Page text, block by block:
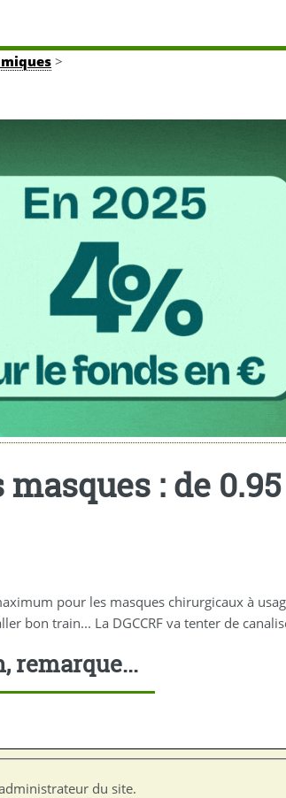
>
: de
pour les masques chirurgicaux à
bon train... La DGCCRF va tenter de
remarque...
du site.